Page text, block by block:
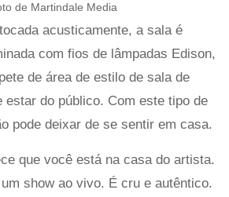
de Martindale Media
acusticamente, a sala é
com fios de lâmpadas Edison,
de área de estilo de sala de
estar do público. Com este tipo de
pode deixar de se sentir em casa.
que você está na casa do artista.
show ao vivo. É cru e autêntico.